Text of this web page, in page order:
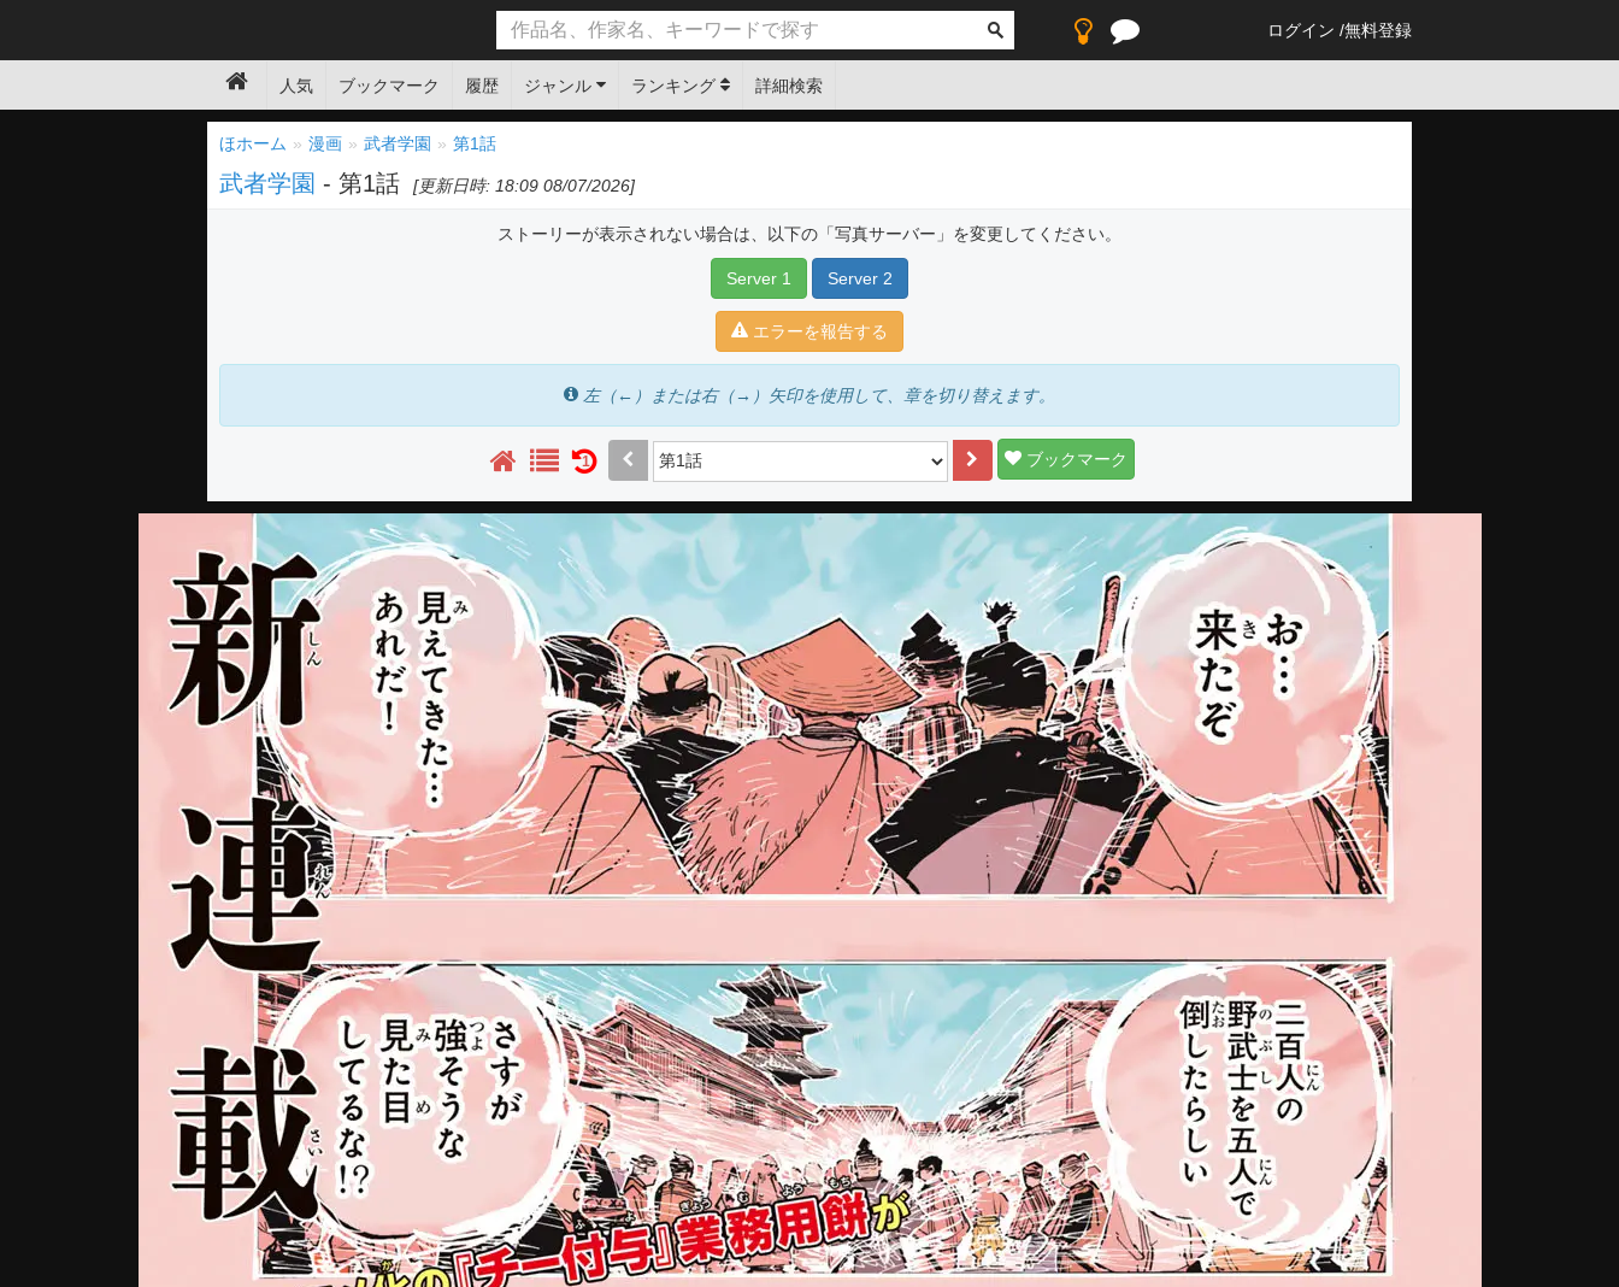
ログイン 無料登録
人気 ブックマーク 履歴 ジャンル ランキング 詳細検索
ほホーム 漫画 武者学園 第1話
武者学園 - 第1話 [更新日時: 18:09 08/07/2026]
ストーリーが表示されない場合は、以下の「写真サーバー」を変更してください。
Server 1 Server 2
エラーを報告する
左（←）または右（→）矢印を使用して、章を切り替えます。
1 ブックマーク